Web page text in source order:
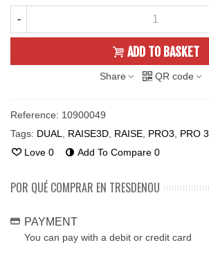
-
ADD TO BASKET
Share QR code
Reference: 10900049
Tags: DUAL RAISE3D RAISE PRO3
PRO 3
Love 0 Add To Compare 0
POR QUÉ COMPRAR EN TRESDENOU
PAYMENT
You can pay with a debit or credit card